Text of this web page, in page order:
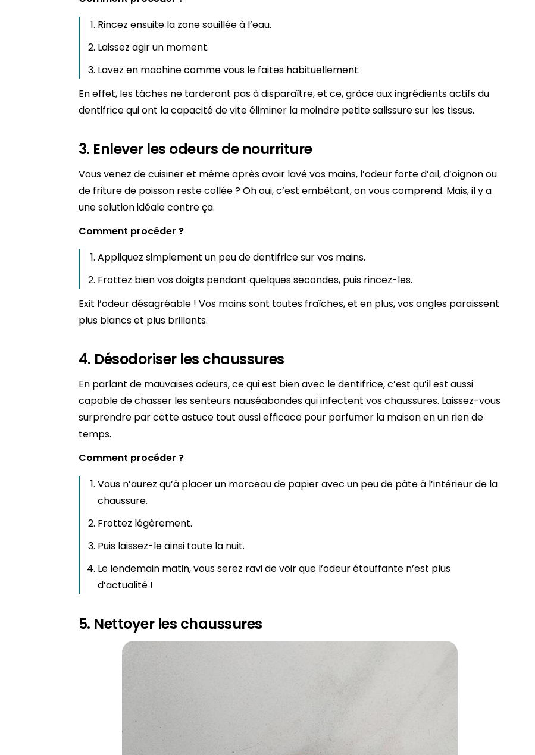
Rincez ensuite la zone souillée à l’eau.
Laissez agir un moment.
Lavez en machine comme vous le faites habituellement.
En effet, les tâches ne tarderont pas à disparaître, et ce, grâce aux ingrédients actifs du
dentifrice qui ont la capacité de vite éliminer la moindre petite salissure sur les tissus.
3. Enlever les odeurs de nourriture
Vous venez de cuisiner et même après avoir lavé vos mains, l’odeur forte d’ail, d’oignon ou
de friture de poisson reste collée ? Oh oui, c’est embêtant, on vous comprend. Mais, il y a
une solution idéale contre ça.
Comment procéder ?
Appliquez simplement un peu de dentifrice sur vos mains.
Frottez bien vos doigts pendant quelques secondes, puis rincez-les.
Exit l’odeur désagréable ! Vos mains sont toutes fraîches, et en plus, vos ongles paraissent
plus blancs et plus brillants.
4. Désodoriser les chaussures
En parlant de mauvaises odeurs, ce qui est bien avec le dentifrice, c’est qu’il est aussi
capable de chasser les senteurs nauséabondes qui infectent vos chaussures. Laissez-vous
surprendre par cette astuce tout aussi efficace pour parfumer la maison en un rien de
temps.
Comment procéder ?
Vous n’aurez qu’à placer un morceau de papier avec un peu de pâte à l’intérieur de la
chaussure.
Frottez légèrement.
Puis laissez-le ainsi toute la nuit.
Le lendemain matin, vous serez ravi de voir que l’odeur étouffante n’est plus
d’actualité !
5. Nettoyer les chaussures